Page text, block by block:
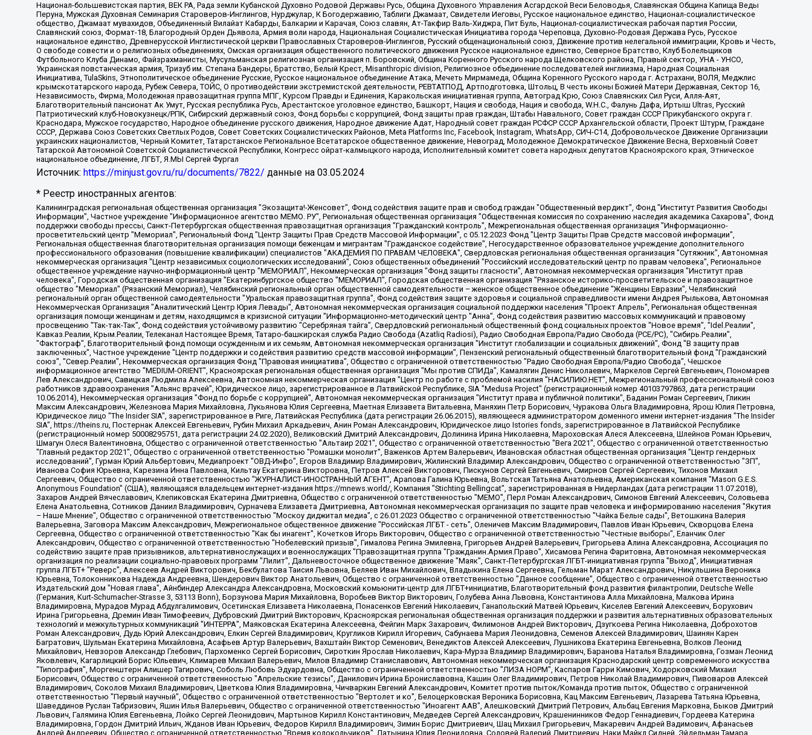
Национал-большевистская партия, ВЕК РА, Рада земли Кубанской Духовно Родовой Державы Русь, Община Духовного Управления Асгардской Веси Беловодья, Славянская Община Капища Веды
Перуна, Мужская Духовная Семинария Староверов-Инглингов, Нурджулар, К Богодержавию, Таблиги Джамаат, Свидетели Иеговы, Русское национальное единство, Национал-социалистическое
общество, Джамаат мувахидов, Объединенный Вилайат Кабарды, Балкарии и Карачая, Союз славян, Ат-Такфир Валь-Хиджра, Пит Буль, Национал-социалистическая рабочая партия России,
Славянский союз, Формат-18, Благородный Орден Дьявола, Армия воли народа, Национальная Социалистическая Инициатива города Череповца, Духовно-Родовая Держава Русь, Русское
национальное единство, Древнерусской Инглистической церкви Православных Староверов-Инглингов, Русский общенациональный союз, Движение против нелегальной иммиграции, Кровь и Честь,
О свободе совести и о религиозных объединениях, Омская организация общественного политического движения Русское национальное единство, Северное Братство, Клуб Болельщиков
Футбольного Клуба Динамо, Файзрахманисты, Мусульманская религиозная организация п. Боровский, Община Коренного Русского народа Щелковского района, Правый сектор, УНА - УНСО,
Украинская повстанческая армия, Тризуб им. Степана Бандеры, Братство, Белый Крест, Misanthropic division, Религиозное объединение последователей инглиизма, Народная Социальная
Инициатива, TulaSkins, Этнополитическое объединение Русские, Русское национальное объединение Атака, Мечеть Мирмамеда, Община Коренного Русского народа г. Астрахани, ВОЛЯ, Меджлис
крымскотатарского народа, Рубеж Севера, ТОЙС, О противодействии экстремистской деятельности, РЕВТАТПОД, Артподготовка, Штольц, В честь иконы Божией Матери Державная, Сектор 16,
Независимость, Фирма, Молодежная правозащитная группа МПГ, Курсом Правды и Единения, Каракольская инициативная группа, Автоград Крю, Союз Славянских Сил Руси, Алля-Аят,
Благотворительный пансионат Ак Умут, Русская республика Русь, Арестантское уголовное единство, Башкорт, Нация и свобода, Нация и свобода, W.H.С., Фалунь Дафа, Иртыш Ultras, Русский
Патриотический клуб-Новокузнецк/РПК, Сибирский державный союз, Фонд борьбы с коррупцией, Фонд защиты прав граждан, Штабы Навального, Совет граждан СССР Прикубанского округа г.
Краснодара, Мужское государство, Народное объединение русского движения, Народное движение Адат, Народный совет граждан РСФСР СССР Архангельской области, Проект Штурм, Граждане
СССР, Держава Союз Советских Светлых Родов, Совет Советских Социалистических Районов, Meta Platforms Inc, Facebook, Instagram, WhatsApp, СИЧ-С14, Добровольческое Движение Организации
украинских националистов, Черный Комитет, Татарстанское Региональное Всетатарское общественное движение, Невоград, Молодежное Демократическое Движение Весна, Верховный Совет
Татарской Автономной Советской Социалистической Республики, Конгресс ойрат-калмыцкого народа, Исполнительный комитет совета народных депутатов Красноярского края, Этническое
национальное объединение, ЛГБТ, Я.МЫ Сергей Фургал
Источник: https://minjust.gov.ru/ru/documents/7822/ данные на 03.05.2024
* Реестр иностранных агентов:
Калининградская региональная общественная организация "Экозащита!-Женсовет", Фонд содействия защите прав и свобод граждан "Общественный вердикт", Фонд "Институт Развития Свободы Информации", Частное учреждение "Информационное агентство МЕМО. РУ", Региональная общественная организация "Общественная комиссия по сохранению наследия академика Сахарова", Фонд поддержки свободы прессы, Санкт-Петербургская общественная правозащитная организация "Гражданский контроль", Межрегиональная общественная организация "Информационно-просветительский центр "Мемориал", Региональный Фонд "Центр Защиты Прав Средств Массовой Информации", с 05.12.2023 Фонд "Центр Защиты Прав Средств массовой информации", Региональная общественная благотворительная организация помощи беженцам и мигрантам "Гражданское содействие", Негосударственное образовательное учреждение дополнительного профессионального образования (повышение квалификации) специалистов "АКАДЕМИЯ ПО ПРАВАМ ЧЕЛОВЕКА", Свердловская региональная общественная организация "Сутяжник", Автономная некоммерческая организация "Центр независимых социологических исследований", Союз общественных объединений "Российский исследовательский центр по правам человека", Региональное общественное учреждение научно-информационный центр "МЕМОРИАЛ", Некоммерческая организация "Фонд защиты гласности", Автономная некоммерческая организация "Институт прав человека", Городская общественная организация "Екатеринбургское общество "МЕМОРИАЛ", Городская общественная организация "Рязанское историко-просветительское и правозащитное общество "Мемориал" (Рязанский Мемориал), Челябинский региональный орган общественной самодеятельности – женское общественное объединение "Женщины Евразии", Челябинский региональный орган общественной самодеятельности "Уральская правозащитная группа", Фонд содействия защите здоровья и социальной справедливости имени Андрея Рылькова, Автономная Некоммерческая Организация "Аналитический Центр Юрия Левады", Автономная некоммерческая организация социальной поддержки населения "Проект Апрель", Региональная общественная организация помощи женщинам и детям, находящимся в кризисной ситуации "Информационно-методический центр "Анна", Фонд содействия развитию массовых коммуникаций и правовому просвещению "Так-так-Так", Фонд содействия устойчивому развитию "Серебряная тайга", Свердловский региональный общественный фонд социальных проектов "Новое время", "Idel.Реалии", Кавказ.Реалии, Крым.Реалии, Телеканал Настоящее Время, Татаро-башкирская служба Радио Свобода (Azatliq Radiosi), Радио Свободная Европа/Радио Свобода (PCE/PC), "Сибирь.Реалии", "Фактограф", Благотворительный фонд помощи осужденным и их семьям, Автономная некоммерческая организация "Институт глобализации и социальных движений", Фонд "В защиту прав заключенных", Частное учреждение "Центр поддержки и содействия развитию средств массовой информации", Пензенский региональный общественный благотворительный фонд "Гражданский союз", "Север.Реалии", Некоммерческая организация Фонд "Правовая инициатива", Общество с ограниченной ответственностью "Радио Свободная Европа/Радио Свобода", Чешское информационное агентство "MEDIUM-ORIENT", Красноярская региональная общественная организация "Мы против СПИДа", Камалягин Денис Николаевич, Маркелов Сергей Евгеньевич, Пономарев Лев Александрович, Савицкая Людмила Алексеевна, Автономная некоммерческая организация "Центр по работе с проблемой насилия "НАСИЛИЮ.НЕТ", Межрегиональный профессиональный союз работников здравоохранения "Альянс врачей", Юридическое лицо, зарегистрированное в Латвийской Республике, SIA "Medusa Project" (регистрационный номер 40103797863, дата регистрации 10.06.2014), Некоммерческая организация "Фонд по борьбе с коррупцией", Автономная некоммерческая организация "Институт права и публичной политики", Баданин Роман Сергеевич, Гликин Максим Александрович, Железнова Мария Михайловна, Лукьянова Юлия Сергеевна, Маетная Елизавета Витальевна, Маняхин Петр Борисович, Чуракова Ольга Владимировна, Ярош Юлия Петровна, Юридическое лицо "The Insider SIA", зарегистрированное в Риге, Латвийская Республика (дата регистрации 26.06.2015), являющееся администратором доменного имени интернет-издания "The Insider SIA", https://theins.ru, Постернак Алексей Евгеньевич, Рубин Михаил Аркадьевич, Анин Роман Александрович, Юридическое лицо Istories fonds, зарегистрированное в Латвийской Республике (регистрационный номер 50008295751, дата регистрации 24.02.2020), Великовский Дмитрий Александрович, Долинина Ирина Николаевна, Мароховская Алеся Алексеевна, Шлейнов Роман Юрьевич, Шмагун Олеся Валентиновна, Общество с ограниченной ответственностью "Альтаир 2021", Общество с ограниченной ответственностью "Вега 2021", Общество с ограниченной ответственностью "Главный редактор 2021", Общество с ограниченной ответственностью "Ромашки монолит", Важенков Артем Валерьевич, Ивановская областная общественная организация "Центр гендерных исследований", Гурман Юрий Альбертович, Медиапроект "ОВД-Инфо", Егоров Владимир Владимирович, Жилинский Владимир Александрович, Общество с ограниченной ответственностью "ЗП", Иванова София Юрьевна, Карезина Инна Павловна, Кильтау Екатерина Викторовна, Петров Алексей Викторович, Пискунов Сергей Евгеньевич, Смирнов Сергей Сергеевич, Тихонов Михаил Сергеевич, Общество с ограниченной ответственностью "ЖУРНАЛИСТ-ИНОСТРАННЫЙ АГЕНТ", Арапова Галина Юрьевна, Вольтская Татьяна Анатольевна, Американская компания "Mason G.E.S. Anonymous Foundation" (США), являющаяся владельцем интернет-издания https://mnews.world/, Компания "Stichting Bellingcat", зарегистрированная в Нидерландах (дата регистрации 11.07.2018), Захаров Андрей Вячеславович, Клепиковская Екатерина Дмитриевна, Общество с ограниченной ответственностью "МЕМО", Перл Роман Александрович, Симонов Евгений Алексеевич, Соловьева Елена Анатольевна, Сотников Даниил Владимирович, Сурначева Елизавета Дмитриевна, Автономная некоммерческая организация по защите прав человека и информированию населения "Якутия – Наше Мнение", Общество с ограниченной ответственностью "Москоу диджитал медиа", с 26.01.2023 Общество с ограниченной ответственностью "Чайка Белые сады", Ветошкина Валерия Валерьевна, Заговора Максим Александрович, Межрегиональное общественное движение "Российская ЛГБТ - сеть", Оленичев Максим Владимирович, Павлов Иван Юрьевич, Скворцова Елена Сергеевна, Общество с ограниченной ответственностью "Как бы инагент", Кочетков Игорь Викторович, Общество с ограниченной ответственностью "Честные выборы", Еланчик Олег Александрович, Общество с ограниченной ответственностью "Нобелевский призыв", Гималова Регина Эмилевна, Григорьев Андрей Валерьевич, Григорьева Алина Александровна, Ассоциация по содействию защите прав призывников, альтернативнослужащих и военнослужащих "Правозащитная группа "Гражданин.Армия.Право", Хисамова Регина Фаритовна, Автономная некоммерческая организация по реализации социально-правовых программ "Лилит", Дальневосточное общественное движение "Маяк", Санкт-Петербургская ЛГБТ-инициативная группа "Выход", Инициативная группа ЛГБТ+ "Реверс", Алексеев Андрей Викторович, Бекбулатова Таисия Львовна, Беляев Иван Михайлович, Владыкина Елена Сергеевна, Гельман Марат Александрович, Никульшина Вероника Юрьевна, Толоконникова Надежда Андреевна, Шендерович Виктор Анатольевич, Общество с ограниченной ответственностью "Данное сообщение", Общество с ограниченной ответственностью Издательский дом "Новая глава", Айнбиндер Александра Александровна, Московский комьюнити-центр для ЛГБТ+инициатив, Благотворительный фонд развития филантропии, Deutsche Welle (Германия, Kurt-Schumacher-Strasse 3, 53113 Bonn), Борзунова Мария Михайловна, Воробьев Виктор Викторович, Голубева Анна Львовна, Константинова Алла Михайловна, Малкова Ирина Владимировна, Мурадов Мурад Абдулгалимович, Осетинская Елизавета Николаевна, Понасенков Евгений Николаевич, Ганапольский Матвей Юрьевич, Киселев Евгений Алексеевич, Борухович Ирина Григорьевна, Дремин Иван Тимофеевич, Дубровский Дмитрий Викторович, Красноярская региональная общественная организация поддержки и развития альтернативных образовательных технологий и межкультурных коммуникаций "ИНТЕРРА", Маяковская Екатерина Алексеевна, Фейгин Марк Захарович, Филимонов Андрей Викторович, Дзугкоева Регина Николаевна, Доброхотов Роман Александрович, Дудь Юрий Александрович, Елкин Сергей Владимирович, Кругликов Кирилл Игоревич, Сабунаева Мария Леонидовна, Семенов Алексей Владимирович, Шаинян Карен Багратович, Шульман Екатерина Михайловна, Асафьев Артур Валерьевич, Вахштайн Виктор Семенович, Венедиктов Алексей Алексеевич, Лушникова Екатерина Евгеньевна, Волков Леонид Михайлович, Невзоров Александр Глебович, Пархоменко Сергей Борисович, Сироткин Ярослав Николаевич, Кара-Мурза Владимир Владимирович, Баранова Наталья Владимировна, Гозман Леонид Яковлевич, Кагарлицкий Борис Юльевич, Климарев Михаил Валерьевич, Милов Владимир Станиславович, Автономная некоммерческая организация Краснодарский центр современного искусства "Типография", Моргенштерн Алишер Тагирович, Соболь Любовь Эдуардовна, Общество с ограниченной ответственностью "ЛИЗА НОРМ", Каспаров Гарри Кимович, Ходорковский Михаил Борисович, Общество с ограниченной ответственностью "Апрельские тезисы", Данилович Ирина Брониславовна, Кашин Олег Владимирович, Петров Николай Владимирович, Пивоваров Алексей Владимирович, Соколов Михаил Владимирович, Цветкова Юлия Владимировна, Чичваркин Евгений Александрович, Комитет против пыток/Команда против пыток, Общество с ограниченной ответственностью "Первый научный", Общество с ограниченной ответственностью "Вертолет и ко", Белоцерковская Вероника Борисовна, Кац Максим Евгеньевич, Лазарева Татьяна Юрьевна, Шаведдинов Руслан Табризович, Яшин Илья Валерьевич, Общество с ограниченной ответственностью "Иноагент ААВ", Алешковский Дмитрий Петрович, Альбац Евгения Марковна, Быков Дмитрий Львович, Галямина Юлия Евгеньевна, Лойко Сергей Леонидович, Мартынов Кирилл Константинович, Медведев Сергей Александрович, Крашенинников Федор Геннадиевич, Гордеева Катерина Вл